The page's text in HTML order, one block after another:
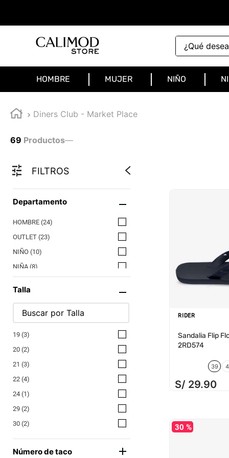
¿Qué deseas
HOMBRE MUJER NIÑO
Diners Club - Market Place
69 Productos—
FILTROS
Departamento
HOMBRE (24)
OUTLET (23)
NIÑO (10)
NIÑA (8)
Número de taco
Talla
19 (3)
20 (2)
21 (3)
22 (4)
24 (1)
29 (2)
30 (2)
31 (4)
32 (2)
RIDER
Sandalia Flip
2RD574
39
S/ 29.90
30 %